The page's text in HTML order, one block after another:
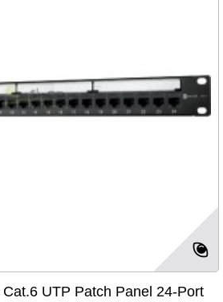
UTP Patch Panel 24-Port